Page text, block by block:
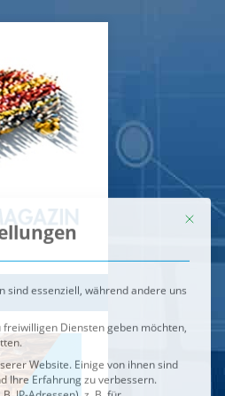
sind essenziell, während andere uns
Diensten geben möchten,
Website. Einige von ihnen sind
Ihre Erfahrung zu verbessern.
IP-Adressen), z. B. für
in unsererDatenschutzerklärung
Einwilligung erteilt werden
Externe Medien